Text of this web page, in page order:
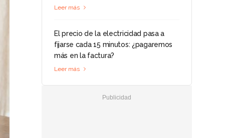
Leer más
El precio de la electricidad pasa a
fijarse cada 15 minutos: ¿pagaremos
más en la factura?
Leer más